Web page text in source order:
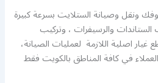
ونقل وصيانة الستلايت بسرعة كبيرة
والرسيفرات ، وتركيب
اصلية اللازمة لعمليات الصيانة،
في كافة المناطق بالكويت فقط